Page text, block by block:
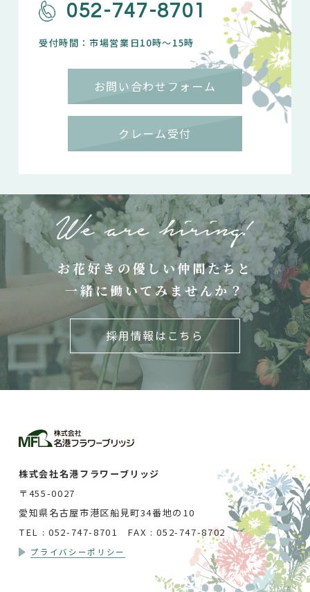
052-747-8701
受付時間：市場営業日10時～15時
お問い合わせフォーム
クレーム受付
お花好きの優しい仲間たちと
一緒に働いてみませんか？
採用情報はこちら
株式会社名港フラワーブリッジ
〒455-0027
愛知県名古屋市港区船見町34番地の10
TEL : 052-747-8701 FAX : 052-747-8702
プライバシーポリシー